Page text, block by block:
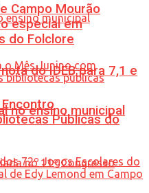
do IDEB para 7,1 e
no ensino municipal
Campo Mourão
especial em
do Folclore
Públicas do